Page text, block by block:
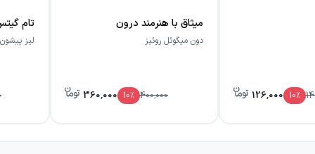
جایگزین خلاصه نمی‌شود. آنچه تجربه خواندن را
10٪ 126,000
میثاق با هنرمند درون
دون میگوئل روئیز
400,000
10٪ 360,000
لیز پیشون